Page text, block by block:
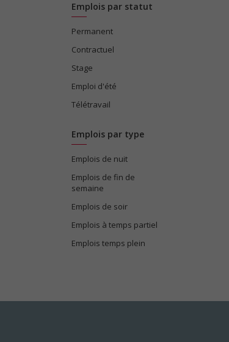
Emplois par statut
Permanent
Contractuel
Stage
Emploi d'été
Télétravail
Emplois par type
Emplois de nuit
Emplois de fin de
semaine
Emplois de soir
Emplois à temps partiel
Emplois temps plein